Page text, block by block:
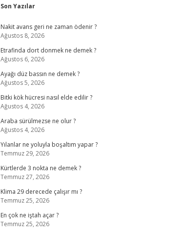
Sidebar
Son Yazılar
Nakit avans geri ne zaman ödenir ?
Ağustos 8, 2026
Etrafinda dort donmek ne demek ?
Ağustos 6, 2026
Ayağı düz bassın ne demek ?
Ağustos 5, 2026
Bitki kök hücresi nasıl elde edilir ?
Ağustos 4, 2026
Araba sürülmezse ne olur ?
Ağustos 4, 2026
Yılanlar ne yoluyla boşaltım yapar ?
Temmuz 29, 2026
Kürtlerde 3 nokta ne demek ?
Temmuz 27, 2026
Klima 29 derecede çalışır mı ?
Temmuz 25, 2026
En çok ne iştah açar ?
Temmuz 25, 2026